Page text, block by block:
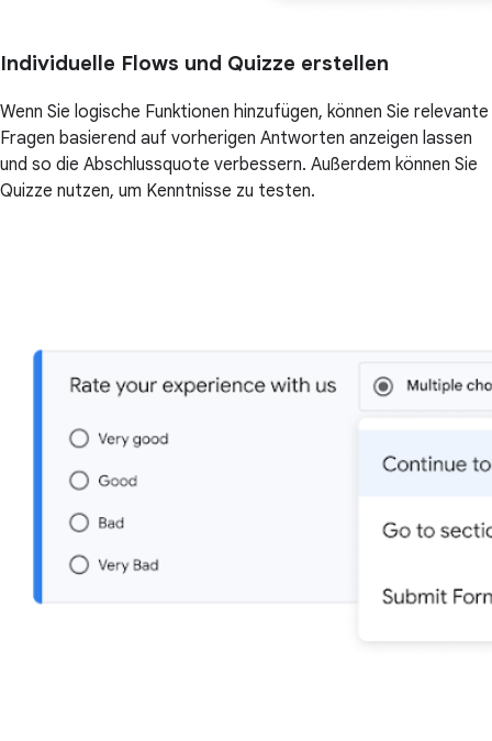
Individuelle Flows und Quizze erstellen
Wenn Sie logische Funktionen hinzufügen, können Sie relevante
Fragen basierend auf vorherigen Antworten anzeigen lassen
und so die Abschlussquote verbessern. Außerdem können Sie
Quizze nutzen, um Kenntnisse zu testen.